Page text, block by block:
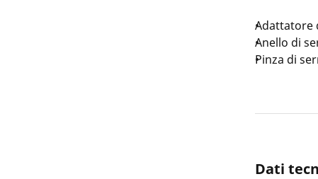
Adattatore
Anello di
Pinza di
Dati